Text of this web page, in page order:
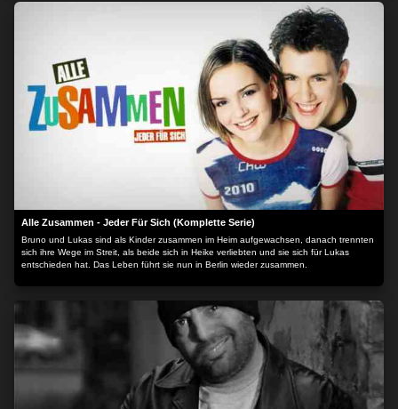
Alle Zusammen - Jeder Für Sich (Komplette Serie)
Bruno und Lukas sind als Kinder zusammen im Heim aufgewachsen, danach trennten
sich ihre Wege im Streit, als beide sich in Heike verliebten und sie sich für Lukas
entschieden hat. Das Leben führt sie nun in Berlin wieder zusammen.